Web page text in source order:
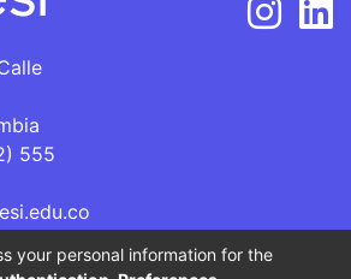
555
es una Institución de Educación
your personal information for the